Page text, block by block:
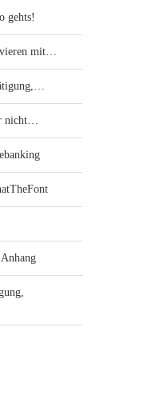
gehts!
mit…
nicht…